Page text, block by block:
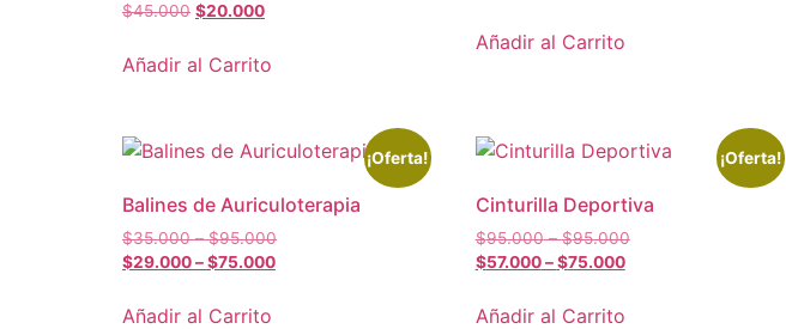
$45.000 $20.000
Añadir al Carrito
Añadir al Carrito
¡Oferta!
Balines de Auriculoterapia
$35.000–$95.000
$29.000–$75.000
Añadir al Carrito
¡Oferta!
Cinturilla Deportiva
$95.000–$95.000
$57.000–$75.000
Añadir al Carrito